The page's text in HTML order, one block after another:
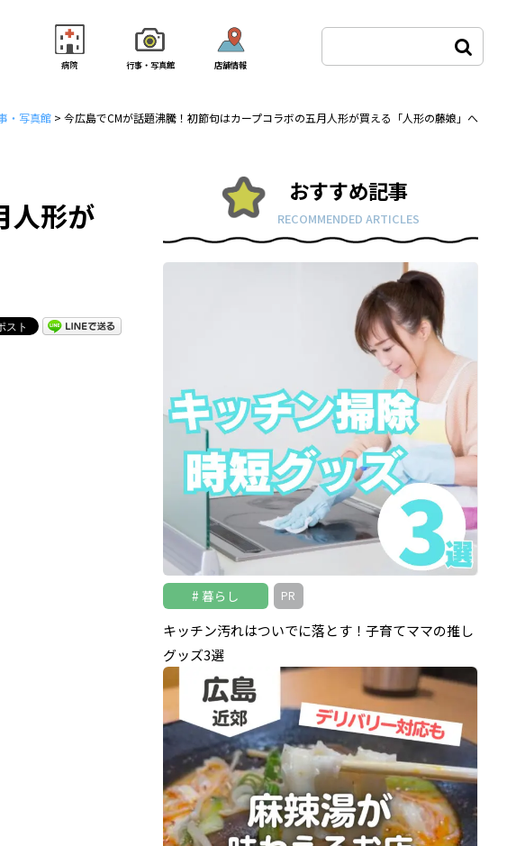
病院 行事・写真館 店舗情報
・写真館 > 今広島でCMが話題沸騰！初節句はカープコラボの五月人形が買える「人形の藤娘」へ
人形が
おすすめ記事
RECOMMENDED ARTICLES
暮らし PR
キッチン汚れはついでに落とす！子育てママの推し
グッズ3選